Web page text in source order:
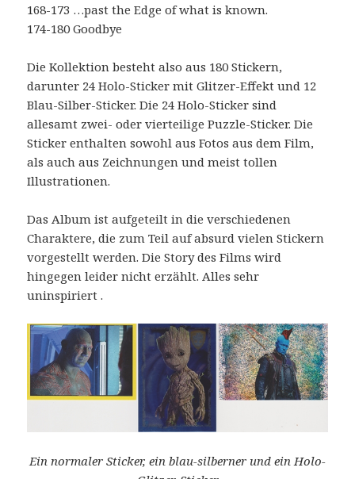
168-173 …past the Edge of what is known.
174-180 Goodbye
Die Kollektion besteht also aus 180 Stickern,
darunter 24 Holo-Sticker mit Glitzer-Effekt und 12
Blau-Silber-Sticker. Die 24 Holo-Sticker sind
allesamt zwei- oder vierteilige Puzzle-Sticker. Die
Sticker enthalten sowohl aus Fotos aus dem Film,
als auch aus Zeichnungen und meist tollen
Illustrationen.
Das Album ist aufgeteilt in die verschiedenen
Charaktere, die zum Teil auf absurd vielen Stickern
vorgestellt werden. Die Story des Films wird
hingegen leider nicht erzählt. Alles sehr
uninspiriert .
Ein normaler Sticker, ein blau-silberner und ein Holo-